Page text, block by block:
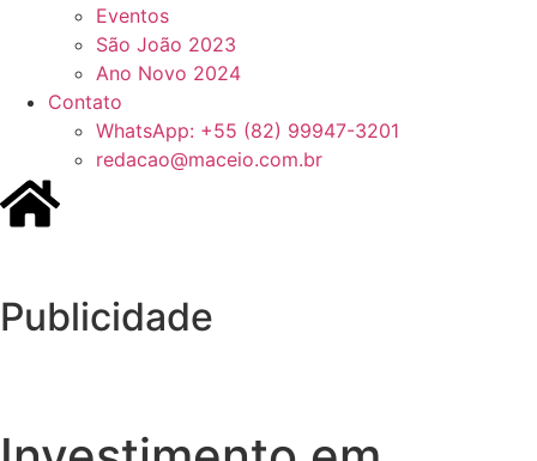
Eventos
São João 2023
Ano Novo 2024
Contato
WhatsApp: +55 (82) 99947-3201
redacao@maceio.com.br
Publicidade